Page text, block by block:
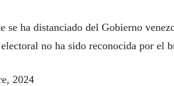
se ha distanciado del Gobierno
no ha sido reconocida por el
2024